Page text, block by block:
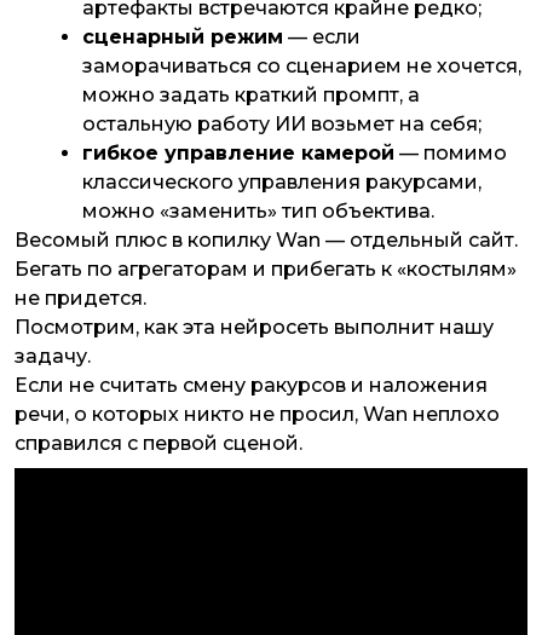
артефакты встречаются крайне редко;
сценарный режим — если
заморачиваться со сценарием не хочется,
можно задать краткий промпт, а
остальную работу ИИ возьмет на себя;
гибкое управление камерой — помимо
классического управления ракурсами,
можно «заменить» тип объектива.
Весомый плюс в копилку Wan — отдельный сайт.
Бегать по агрегаторам и прибегать к «костылям»
не придется.
Посмотрим, как эта нейросеть выполнит нашу
задачу.
Если не считать смену ракурсов и наложения
речи, о которых никто не просил, Wan неплохо
справился с первой сценой.